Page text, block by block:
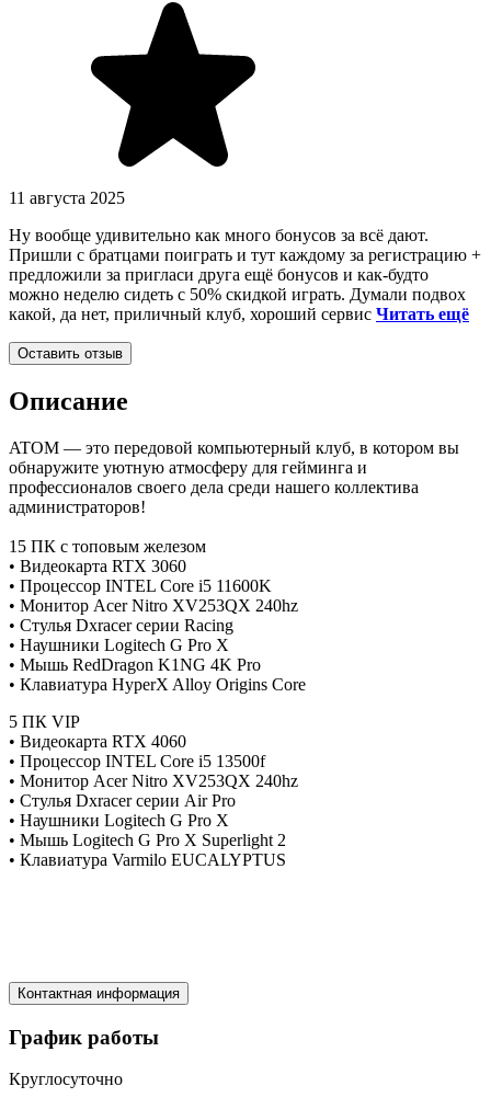
11 августа 2025
Ну вообще удивительно как много бонусов за всё дают.
Пришли с братцами поиграть и тут каждому за регистрацию +
предложили за пригласи друга ещё бонусов и как-будто
можно неделю сидеть с 50% скидкой играть. Думали подвох
какой, да нет, приличный клуб, хороший сервис Читать ещё
Оставить отзыв
Описание
ATOM — это передовой компьютерный клуб, в котором вы
обнаружите уютную атмосферу для гейминга и
профессионалов своего дела среди нашего коллектива
администраторов!
15 ПК с топовым железом
• Видеокарта RTX 3060
• Процессор INTEL Core i5 11600K
• Монитор Acer Nitro XV253QX 240hz
• Стулья Dxracer серии Racing
• Наушники Logitech G Pro X
• Мышь RedDragon K1NG 4K Pro
• Клавиатура HyperX Alloy Origins Core
5 ПК VIP
• Видеокарта RTX 4060
• Процессор INTEL Core i5 13500f
• Монитор Acer Nitro XV253QX 240hz
• Стулья Dxracer серии Air Pro
• Наушники Logitech G Pro X
• Мышь Logitech G Pro X Superlight 2
• Клавиатура Varmilo EUCALYPTUS
Контактная информация
График работы
Круглосуточно